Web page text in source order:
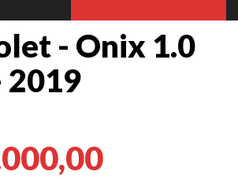
- Onix 1.0
2019